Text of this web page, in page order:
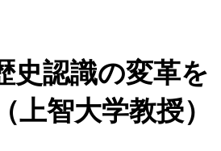
認識の変革を
智大学教授）